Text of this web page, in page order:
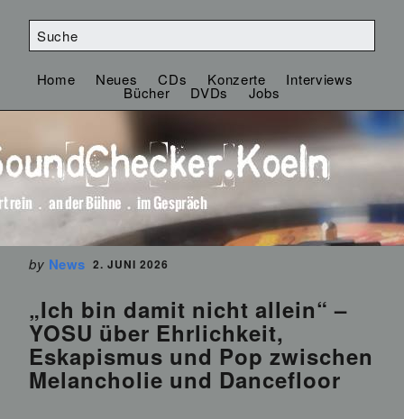
Home Neues CDs Konzerte Interviews
Bücher DVDs Jobs
by News 2. JUNI 2026
„Ich bin damit nicht allein“ –
YOSU über Ehrlichkeit,
Eskapismus und Pop zwischen
Melancholie und Dancefloor